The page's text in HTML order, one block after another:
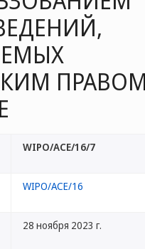
WIPO/ACE/16/7
WIPO/ACE/16
28 ноября 2023 г.